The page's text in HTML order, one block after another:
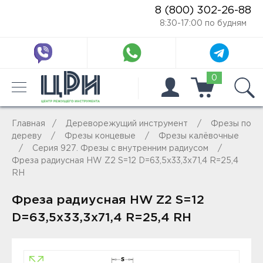
8 (800) 302-26-88
8:30-17:00 по будням
0
Главная Дереворежущий инструмент
Фрезы по
дереву
Фрезы концевые
Фрезы калёвочные
Серия 927. Фрезы с внутренним радиусом
Фреза радиусная HW Z2 S=12 D=63,5x33,3x71,4 R=25,4
RH
Фреза радиусная HW Z2 S=12
D=63,5x33,3x71,4 R=25,4 RH